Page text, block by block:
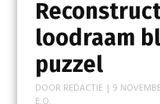
loodraam
puzzel
DOOR REDACTIE | 9
E.O.